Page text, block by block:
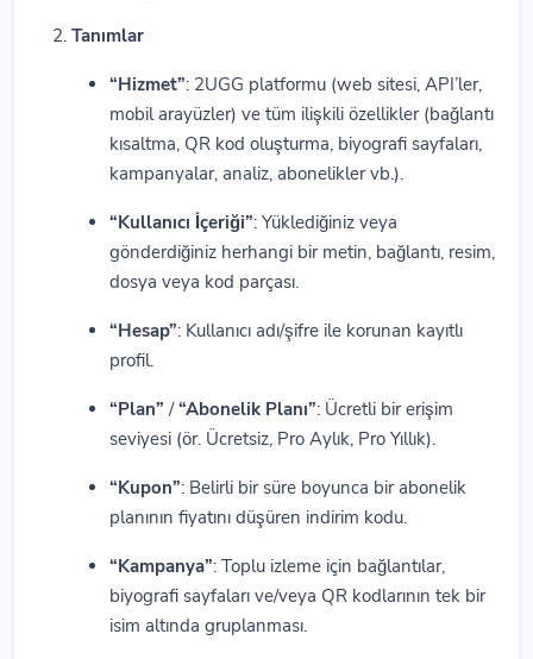
Tanımlar
“Hizmet”: 2UGG platformu (web sitesi, API’ler,
mobil arayüzler) ve tüm ilişkili özellikler (bağlantı
kısaltma, QR kod oluşturma, biyografi sayfaları,
kampanyalar, analiz, abonelikler vb.).
“Kullanıcı İçeriği”: Yüklediğiniz veya
gönderdiğiniz herhangi bir metin, bağlantı, resim,
dosya veya kod parçası.
“Hesap”: Kullanıcı adı/şifre ile korunan kayıtlı
profil.
“Plan” /“Abonelik Planı”: Ücretli bir erişim
seviyesi (ör. Ücretsiz, Pro Aylık, Pro Yıllık).
“Kupon”: Belirli bir süre boyunca bir abonelik
planının fiyatını düşüren indirim kodu.
“Kampanya”: Toplu izleme için bağlantılar,
biyografi sayfaları ve/veya QR kodlarının tek bir
isim altında gruplanması.